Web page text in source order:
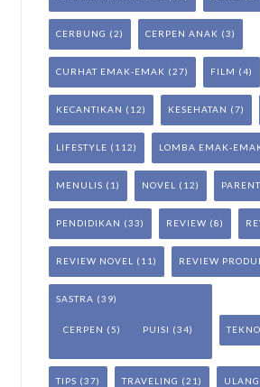
CERBUNG (2) CERPEN ANAK (3)
CURHAT EMAK-EMAK (27) FILM (4)
KECANTIKAN (12) KESEHATAN (7)
LIFESTYLE (112) LOMBA EMAK-
MENULIS (1) NOVEL (12)
PENDIDIKAN (33) REVIEW (8)
REVIEW NOVEL (11) REVIEW
SASTRA (39)
CERPEN (5) PUISI (34)
TIPS (37) TRAVELING (21)